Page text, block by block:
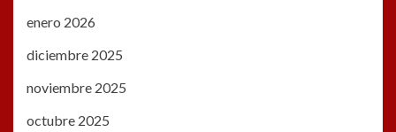
enero 2026
diciembre 2025
noviembre 2025
octubre 2025